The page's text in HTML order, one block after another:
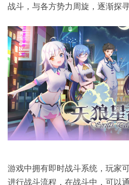
战斗，与各方势力周旋，逐渐探
游戏中拥有即时战斗系统，玩家
进行战斗流程，在战斗中，可以